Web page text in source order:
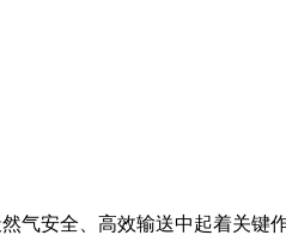
气安全、高效输送中起着关键